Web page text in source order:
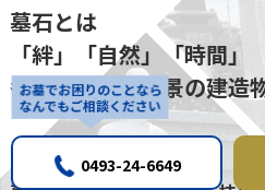
お墓でお困りのことなら
なんでもご相談ください
0493-24-6649
墓石とは
「絆」「自然」「時間」
各々の物語と情景の建造